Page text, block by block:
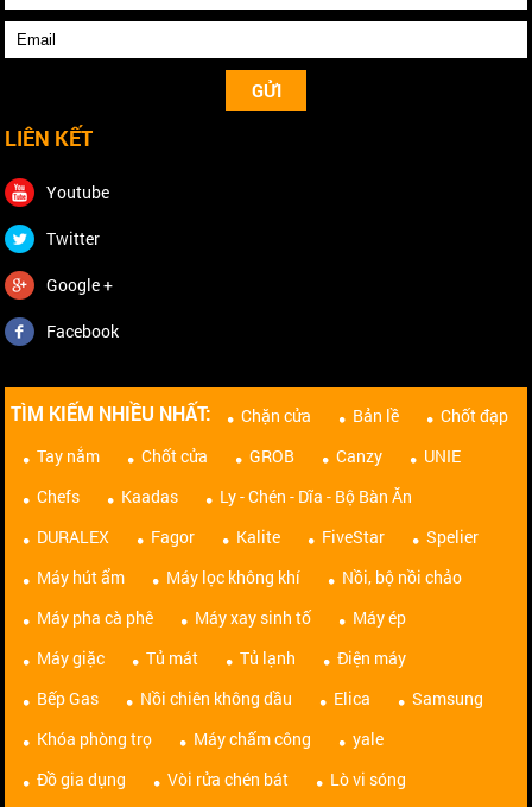
LIÊN KẾT
Youtube
Twitter
Google +
Facebook
TÌM KIẾM NHIỀU NHẤT: Chặn cửa Bản lề
Chốt đạp
Tay nắm
Chốt cửa GROB Canzy
UNIE
Chefs
Kaadas
Ly - Chén - Dĩa - Bộ Bàn Ăn
DURALEX
Fagor Kalite FiveStar
Spelier
Máy hút ẩm
Máy lọc không khí
Nồi, bộ nồi chảo
Máy pha cà phê
Máy xay sinh tố
Máy ép
Máy giặc
Tủ mát Tủ lạnh
Điện máy
Bếp Gas
Nồi chiên không dầu Elica
Samsung
Khóa phòng trọ
Máy chấm công
yale
Đồ gia dụng
Vòi rửa chén bát
Lò vi sóng